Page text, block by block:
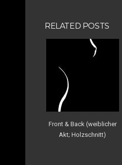
RELATED POSTS
Front & Back (weiblicher
Akt; Holzschnitt)